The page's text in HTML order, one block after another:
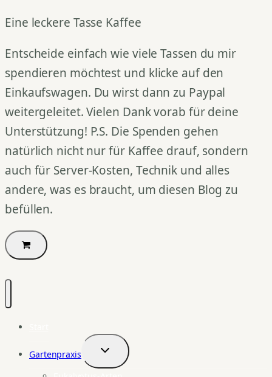
Eine leckere Tasse Kaffee
Entscheide einfach wie viele Tassen du mir
spendieren möchtest und klicke auf den
Einkaufswagen. Du wirst dann zu Paypal
weitergeleitet. Vielen Dank vorab für deine
Unterstützung! P.S. Die Spenden gehen
natürlich nicht nur für Kaffee drauf, sondern
auch für Server-Kosten, Technik und alles
andere, was es braucht, um diesen Blog zu
befüllen.
Gartenpraxis
Untermenü
umschalten